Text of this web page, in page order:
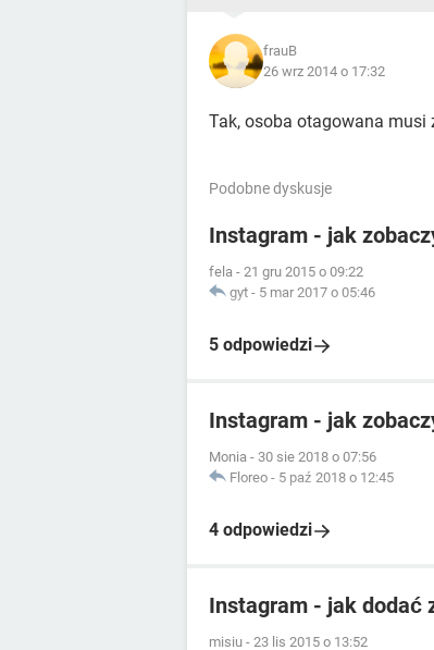
frauB
26 wrz 2014 o 17:32
Tak, osoba otagowana musi
Podobne dyskusje
Instagram - jak
fela - 21 gru 2015 o 09:22
gyt - 5 mar 2017 o 05:46
5 odpowiedzi
Instagram - jak
Monia - 30 sie 2018 o 07:56
Floreo - 5 paź 2018 o 12:45
4 odpowiedzi
Instagram - jak dodać
misiu - 23 lis 2015 o 13:52